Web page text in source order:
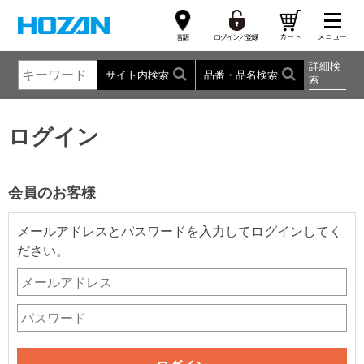
サイト内検索 品番・品名検索
詳細検
索
ログイン
会員のお客様
メールアドレスとパスワードを入力してログインしてく
ださい。